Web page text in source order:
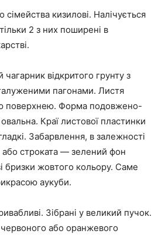
кизилові. Налічується
2 з них поширені в
відкритого грунту з
пагонами. Листя
поверхнею. Форма подовжено-
Краї листової пластинки
Забарвлення, в залежності
або строката — зелений фон
бризки жовтого кольору. Саме
аукуби.
Зібрані у великий пучок.
червоного або оранжевого